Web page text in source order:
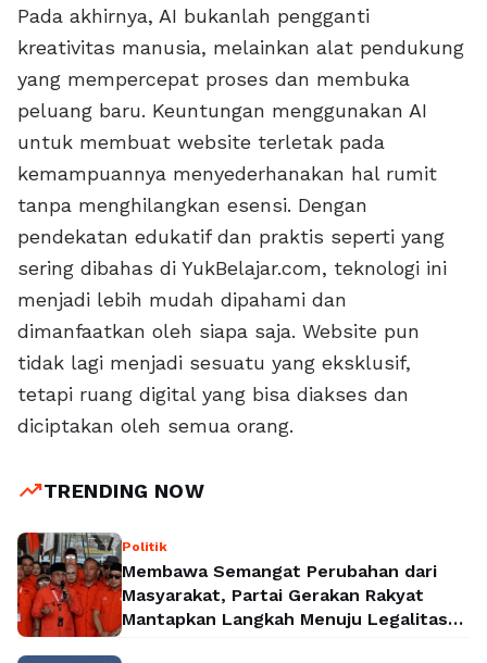
Pada akhirnya, AI bukanlah pengganti
kreativitas manusia, melainkan alat pendukung
yang mempercepat proses dan membuka
peluang baru. Keuntungan menggunakan AI
untuk membuat website terletak pada
kemampuannya menyederhanakan hal rumit
tanpa menghilangkan esensi. Dengan
pendekatan edukatif dan praktis seperti yang
sering dibahas di YukBelajar.com, teknologi ini
menjadi lebih mudah dipahami dan
dimanfaatkan oleh siapa saja. Website pun
tidak lagi menjadi sesuatu yang eksklusif,
tetapi ruang digital yang bisa diakses dan
diciptakan oleh semua orang.
trending_upTRENDING NOW
Politik
Membawa Semangat Perubahan dari
Masyarakat, Partai Gerakan Rakyat
Mantapkan Langkah Menuju Legalitas